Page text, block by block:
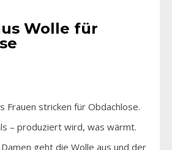
Wolle für
Frauen stricken für Obdachlose.
– produziert wird, was wärmt.
geht die Wolle aus und der